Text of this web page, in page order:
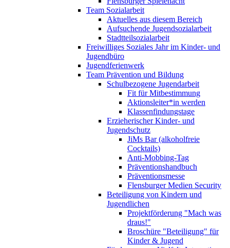
Team Sozialarbeit
Aktuelles aus diesem Bereich
Aufsuchende Jugendsozialarbeit
Stadtteilsozialarbeit
Freiwilliges Soziales Jahr im Kinder- und
Jugendbüro
Jugendferienwerk
Team Prävention und Bildung
Schulbezogene Jugendarbeit
Fit für Mitbestimmung
Aktionsleiter*in werden
Klassenfindungstage
Erzieherischer Kinder- und
Jugendschutz
JiMs Bar (alkoholfreie
Cocktails)
Anti-Mobbing-Tag
Präventionshandbuch
Präventionsmesse
Flensburger Medien Security
Beteiligung von Kindern und
Jugendlichen
Projektförderung "Mach was
draus!"
Broschüre "Beteiligung" für
Kinder & Jugend